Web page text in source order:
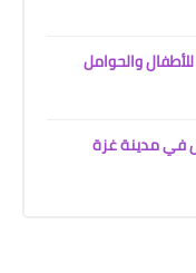
والحوامل
في مدينة غزة